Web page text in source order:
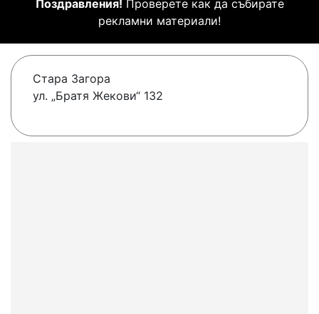
Поздравления! Проверете как да събирате
рекламни материали!
Стара Загора
ул. „Братя Жекови“ 132